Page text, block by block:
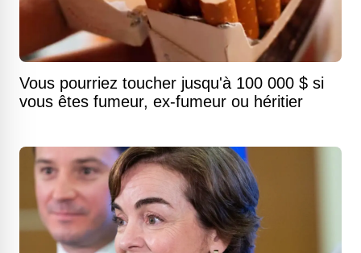
Vous pourriez toucher jusqu'à 100 000 $ si
vous êtes fumeur, ex-fumeur ou héritier